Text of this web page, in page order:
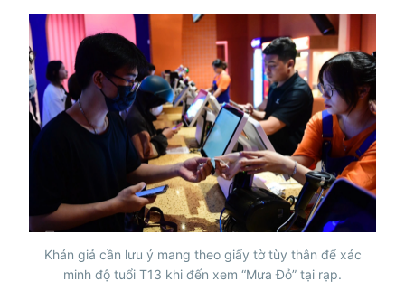
Khán giả cần lưu ý mang theo giấy tờ tùy thân để xác
minh độ tuổi T13 khi đến xem “Mưa Đỏ” tại rạp.